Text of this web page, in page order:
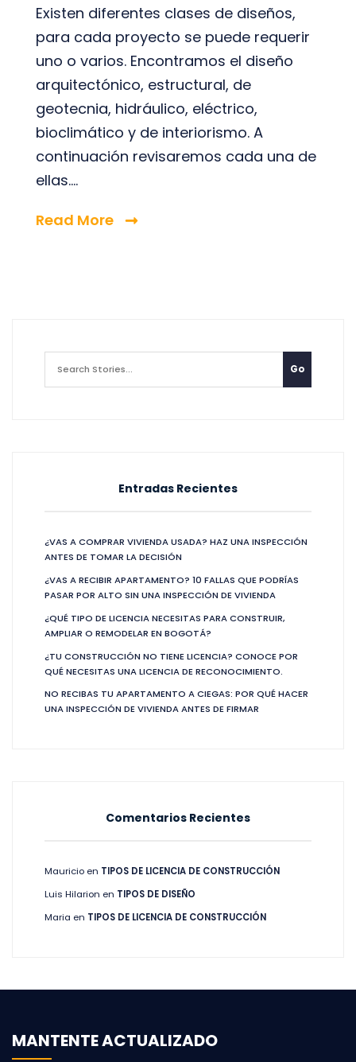
Existen diferentes clases de diseños,
para cada proyecto se puede requerir
uno o varios. Encontramos el diseño
arquitectónico, estructural, de
geotecnia, hidráulico, eléctrico,
bioclimático y de interiorismo. A
continuación revisaremos cada una de
ellas....
Read More
Entradas Recientes
¿VAS A COMPRAR VIVIENDA USADA? HAZ UNA INSPECCIÓN
ANTES DE TOMAR LA DECISIÓN
¿VAS A RECIBIR APARTAMENTO? 10 FALLAS QUE PODRÍAS
PASAR POR ALTO SIN UNA INSPECCIÓN DE VIVIENDA
¿QUÉ TIPO DE LICENCIA NECESITAS PARA CONSTRUIR,
AMPLIAR O REMODELAR EN BOGOTÁ?
¿TU CONSTRUCCIÓN NO TIENE LICENCIA? CONOCE POR
QUÉ NECESITAS UNA LICENCIA DE RECONOCIMIENTO.
NO RECIBAS TU APARTAMENTO A CIEGAS: POR QUÉ HACER
UNA INSPECCIÓN DE VIVIENDA ANTES DE FIRMAR
Comentarios Recientes
Mauricio en TIPOS DE LICENCIA DE CONSTRUCCIÓN
Luis Hilarion en TIPOS DE DISEÑO
Maria en TIPOS DE LICENCIA DE CONSTRUCCIÓN
MANTENTE ACTUALIZADO